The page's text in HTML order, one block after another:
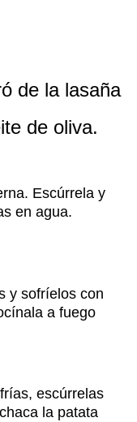
de la lasaña
de oliva.
Escúrrela y
en agua.
y sofríelos con
a fuego
escúrrelas
la patata